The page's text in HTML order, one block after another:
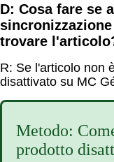
D: Cosa fare se
trovare
R: Se l'articolo non
disattivato su MC
Metodo:
prodotto